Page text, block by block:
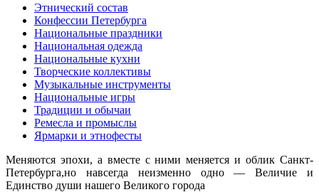
Этнический состав
Конфессии Петербурга
Национальные праздники
Национальная одежда
Национальные кухни
Творческие коллективы
Музыкальные инструменты
Национальные игры
Традиции и обычаи
Ремесла и промыслы
Ярмарки и этнофесты
Меняются эпохи, а вместе с ними меняется и облик Санкт-
Петербурга,но навсегда неизменно одно — Величие и
Единство души нашего Великого города